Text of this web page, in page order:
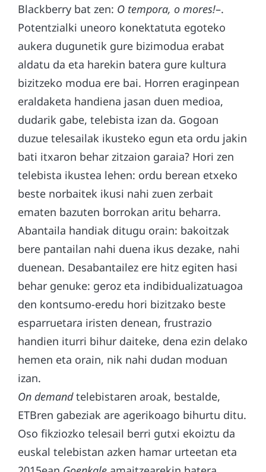
Blackberry bat zen: O tempora, o mores!–.
Potentzialki uneoro konektatuta egoteko
aukera dugunetik gure bizimodua erabat
aldatu da eta harekin batera gure kultura
bizitzeko modua ere bai. Horren eraginpean
eraldaketa handiena jasan duen medioa,
dudarik gabe, telebista izan da. Gogoan
duzue telesailak ikusteko egun eta ordu jakin
bati itxaron behar zitzaion garaia? Hori zen
telebista ikustea lehen: ordu berean etxeko
beste norbaitek ikusi nahi zuen zerbait
ematen bazuten borrokan aritu beharra.
Abantaila handiak ditugu orain: bakoitzak
bere pantailan nahi duena ikus dezake, nahi
duenean. Desabantailez ere hitz egiten hasi
behar genuke: geroz eta indibidualizatuagoa
den kontsumo-eredu hori bizitzako beste
esparruetara iristen denean, frustrazio
handien iturri bihur daiteke, dena ezin delako
hemen eta orain, nik nahi dudan moduan
izan.
On demandtelebistaren aroak, bestalde,
ETBren gabeziak are agerikoago bihurtu ditu.
Oso fikziozko telesail berri gutxi ekoiztu da
euskal telebistan azken hamar urteetan eta